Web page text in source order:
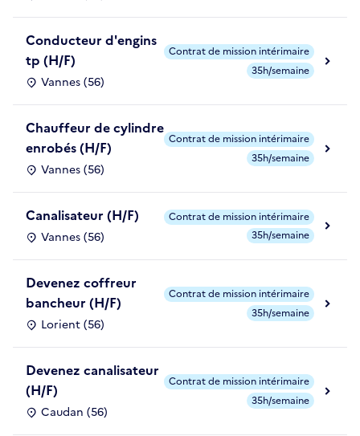
Conducteur d'engins
tp (H/F)
Vannes (56)
Contrat de mission intérimaire
35h/semaine
Chauffeur de cylindre
enrobés (H/F)
Vannes (56)
Contrat de mission intérimaire
35h/semaine
Canalisateur (H/F)
Vannes (56)
Contrat de mission intérimaire
35h/semaine
Devenez coffreur
bancheur (H/F)
Lorient (56)
Contrat de mission intérimaire
35h/semaine
Devenez canalisateur
(H/F)
Caudan (56)
Contrat de mission intérimaire
35h/semaine